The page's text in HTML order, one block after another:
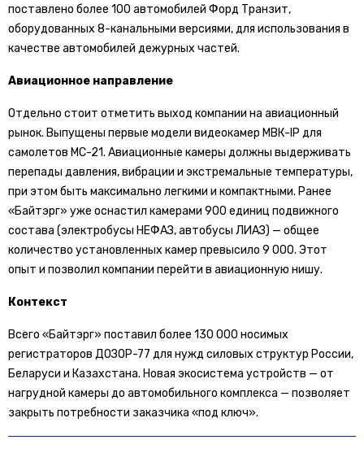
поставлено более 100 автомобилей Форд Транзит,
оборудованных 8-канальными версиями, для использования в
качестве автомобилей дежурных частей.
Авиационное направление
Отдельно стоит отметить выход компании на авиационный
рынок. Выпущены первые модели видеокамер МВК-IP для
самолетов МС-21. Авиационные камеры должны выдерживать
перепады давления, вибрации и экстремальные температуры,
при этом быть максимально легкими и компактными. Ранее
«Байтэрг» уже оснастил камерами 900 единиц подвижного
состава (электробусы НЕФАЗ, автобусы ЛИАЗ) — общее
количество установленных камер превысило 9 000. Этот
опыт и позволил компании перейти в авиационную нишу.
Контекст
Всего «Байтэрг» поставил более 130 000 носимых
регистраторов ДОЗОР-77 для нужд силовых структур России,
Беларуси и Казахстана. Новая экосистема устройств — от
нагрудной камеры до автомобильного комплекса — позволяет
закрыть потребности заказчика «под ключ».